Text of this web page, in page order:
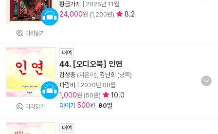
미리읽기
황금가지
2025년 11월
24,000원 (1,200원) 8.2
미리읽기
대여
44. [오디오북] 인연
김성충 (지은이), 김난희 (낭독)
파랑비
2020년 08월
1,000원 (50원) 10.0
대여가 500원, 90일
대여